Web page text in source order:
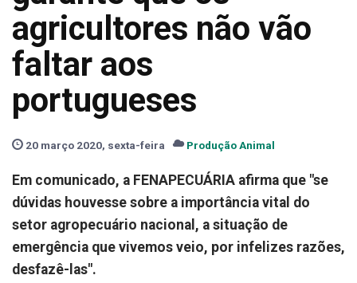
agricultores não vão
faltar aos
portugueses
20 março 2020, sexta-feira Produção Animal
Em comunicado, a FENAPECUÁRIA afirma que "se
dúvidas houvesse sobre a importância vital do
setor agropecuário nacional, a situação de
emergência que vivemos veio, por infelizes razões,
desfazê-las".